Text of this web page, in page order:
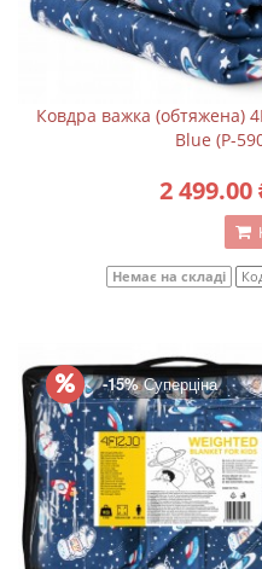
Ковдра важка (обтяжена)
Blue (P-
2 499.00
Немає на складі
-15%Суперціна